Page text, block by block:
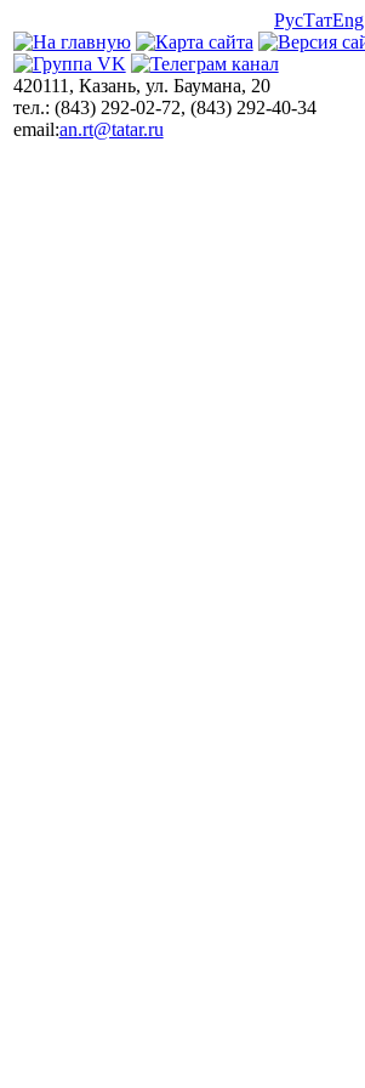
РусТатEng
420111, Казань, ул. Баумана, 20
тел.: (843) 292-02-72, (843) 292-40-34
email:an.rt@tatar.ru